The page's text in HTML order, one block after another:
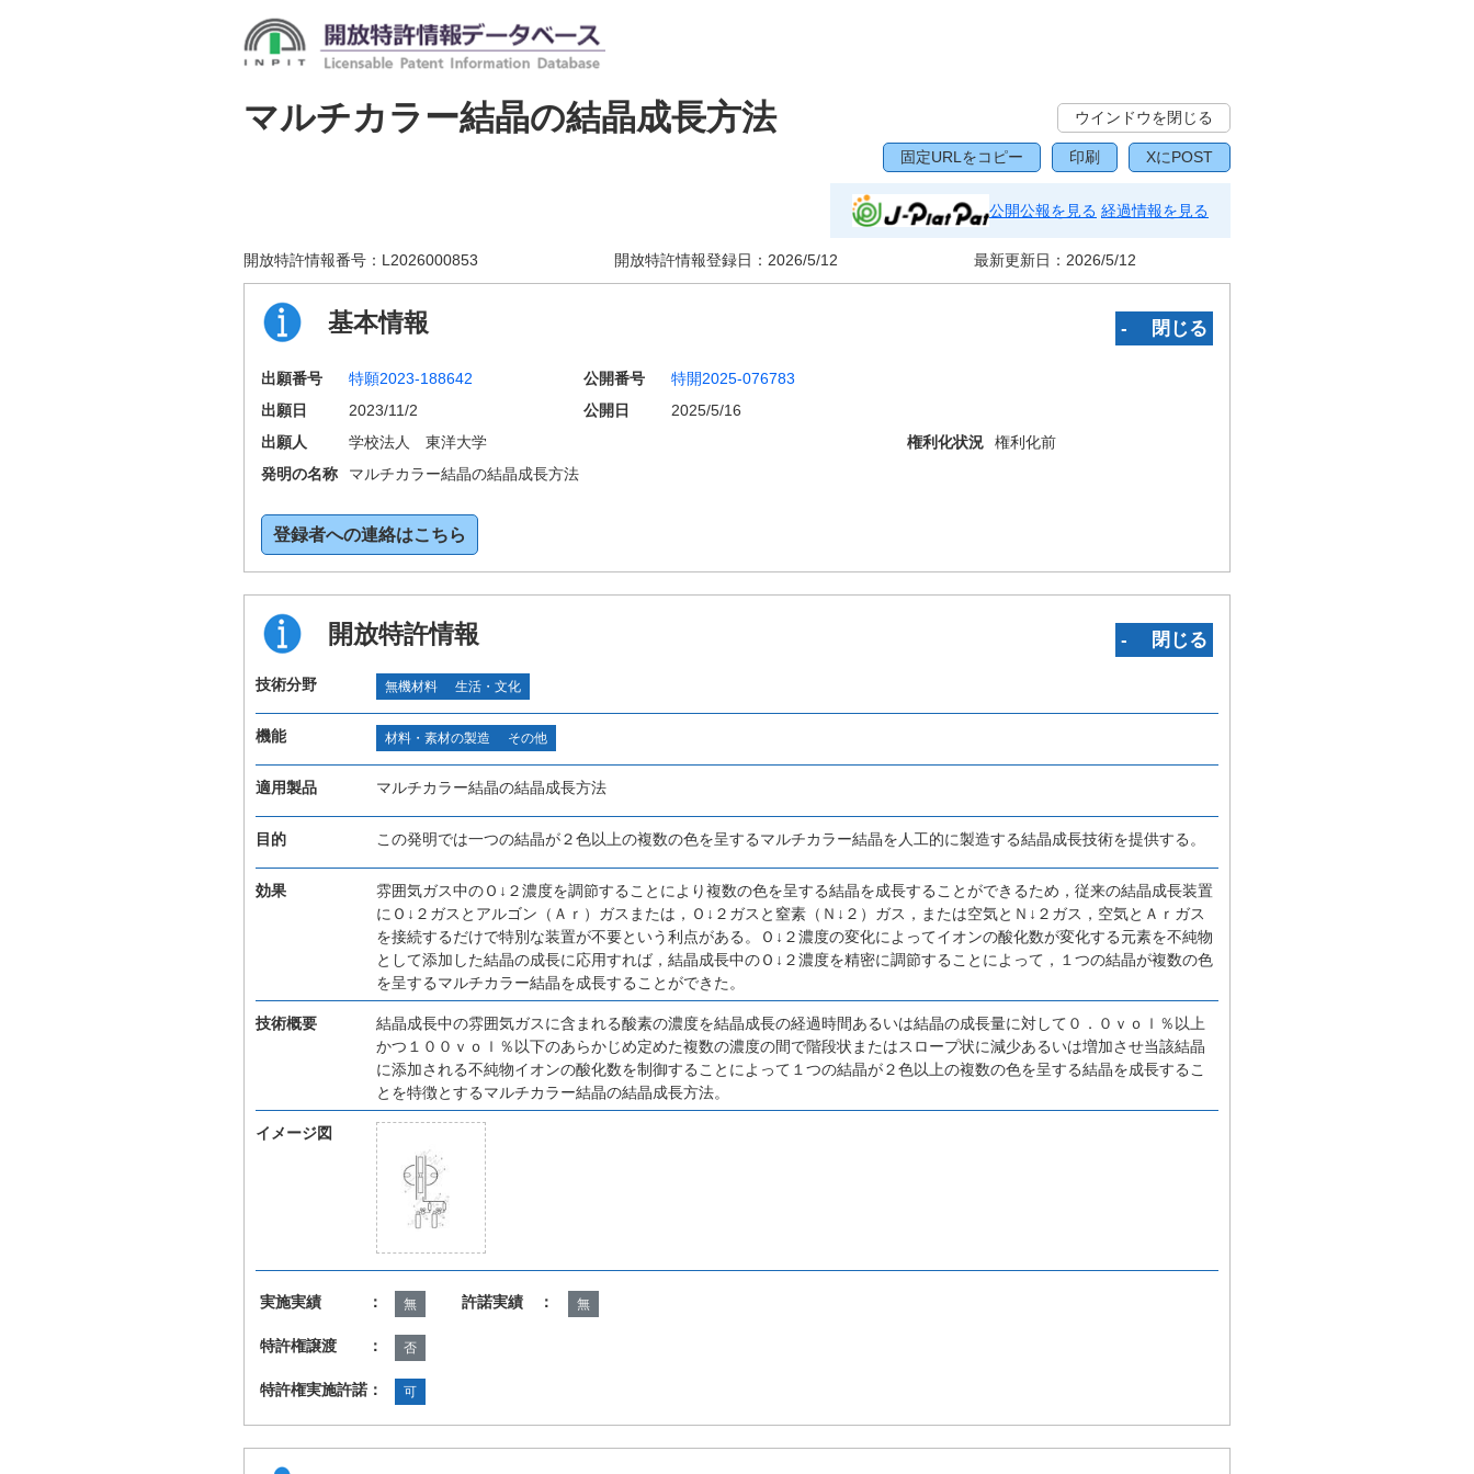
マルチカラー結晶の結晶成長方法 ウインドウを閉じる
固定URLをコピー 印刷 XにPOST
公開公報を見る 経過情報を見る
開放特許情報番号： L2026000853 開放特許情報登録日： 2026/5/12 最新更新日： 2026/5/12
基本情報 ‐ 閉じる
出願番号 特願2023-188642 公開番号
特開2025-076783
出願日
2023/11/2 公開日
2025/5/16
出願人
学校法人 東洋大学 権利化状況
権利化前
発明の名称
マルチカラー結晶の結晶成長方法
登録者への連絡はこちら
開放特許情報 ‐ 閉じる
技術分野 無機材料 生活・文化
機能 材料・素材の製造 その他
適用製品 マルチカラー結晶の結晶成長方法
目的 この発明では一つの結晶が２色以上の複数の色を呈するマルチカラー結晶を人工的に製造する結晶成長技術を提供する。
効果
雰囲気ガス中のＯ↓２濃度を調節することにより複数の色を呈する結晶を成長することができるため，従来の結晶成長装置
にＯ↓２ガスとアルゴン（Ａｒ）ガスまたは，Ｏ↓２ガスと窒素（Ｎ↓２）ガス，または空気とＮ↓２ガス，空気とＡｒガス
を接続するだけで特別な装置が不要という利点がある。Ｏ↓２濃度の変化によってイオンの酸化数が変化する元素を不純物
として添加した結晶の成長に応用すれば，結晶成長中のＯ↓２濃度を精密に調節することによって，１つの結晶が複数の色
を呈するマルチカラー結晶を成長することができた。
技術概要
結晶成長中の雰囲気ガスに含まれる酸素の濃度を結晶成長の経過時間あるいは結晶の成長量に対して０．０ｖｏｌ％以上
かつ１００ｖｏｌ％以下のあらかじめ定めた複数の濃度の間で階段状またはスロープ状に減少あるいは増加させ当該結晶
に添加される不純物イオンの酸化数を制御することによって１つの結晶が２色以上の複数の色を呈する結晶を成長するこ
とを特徴とするマルチカラー結晶の結晶成長方法。
イメージ図
実施実績 ： 無 許諾実績 ： 無
特許権譲渡 ： 否
特許権実施許諾： 可